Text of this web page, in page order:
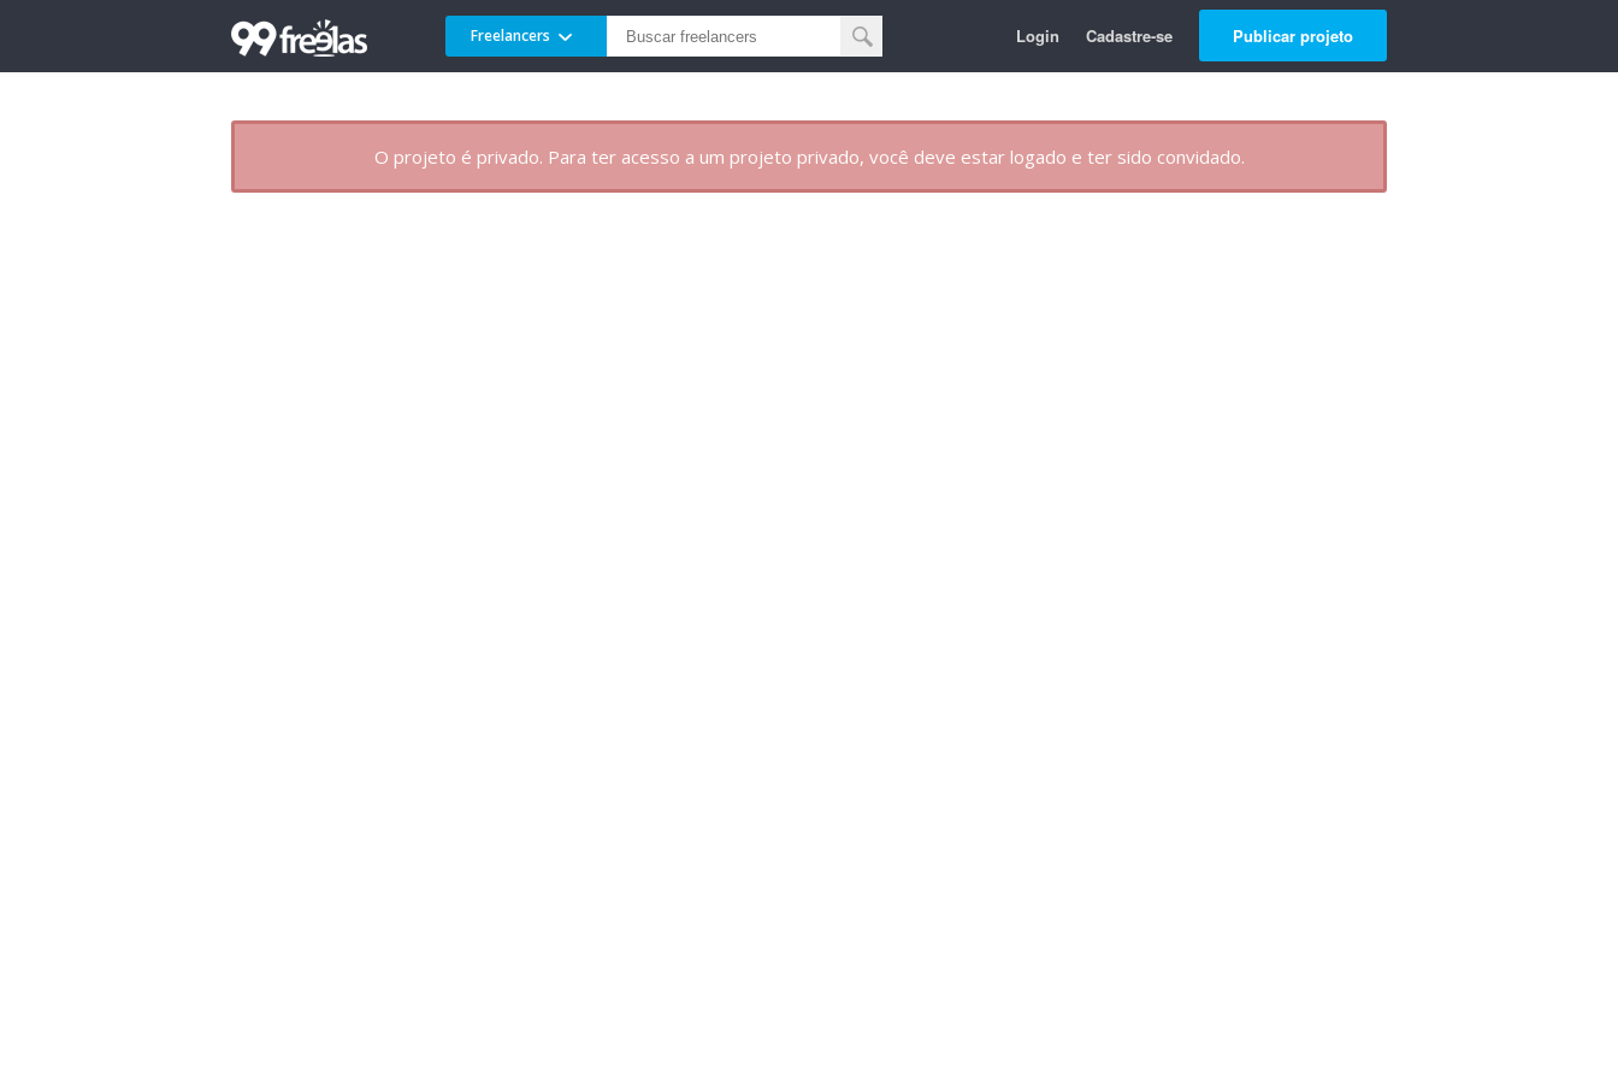
Freelancers Login Cadastre-se Publicar projeto
O projeto é privado. Para ter acesso a um projeto privado, você deve estar logado e ter sido convidado.